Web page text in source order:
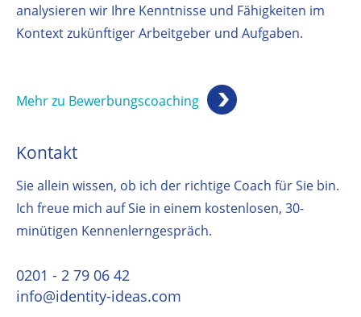
analysieren wir Ihre Kenntnisse und Fähigkeiten im
Kontext zukünftiger Arbeitgeber und Aufgaben.
Mehr zu Bewerbungscoaching
Kontakt
Sie allein wissen, ob ich der richtige Coach für Sie bin.
Ich freue mich auf Sie in einem kostenlosen, 30-
minütigen Kennenlerngespräch.
0201 - 2 79 06 42
info@identity-ideas.com